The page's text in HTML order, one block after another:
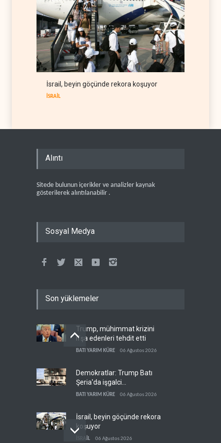
İsrail, beyin göçünde rekora koşuyor
İSRAİL
Alıntı
Sitede bulunun içerikler ve analizler kaynak
gösterilerek alıntılanabilir .
Sosyal Medya
Son yüklemeler
Trump, mühimmat krizini
ifşa edenleri tehdit etti
BATI YARIM KÜRE 06 Ağustos 2026
Demokratlar: Trump Batı
Şeria'da işgalci
yerleşimcilere cezasızlık
BATI YARIM KÜRE 06 Ağustos 2026
İsrail, beyin göçünde rekora
koşuyor
İSRAİL 06 Ağustos 2026